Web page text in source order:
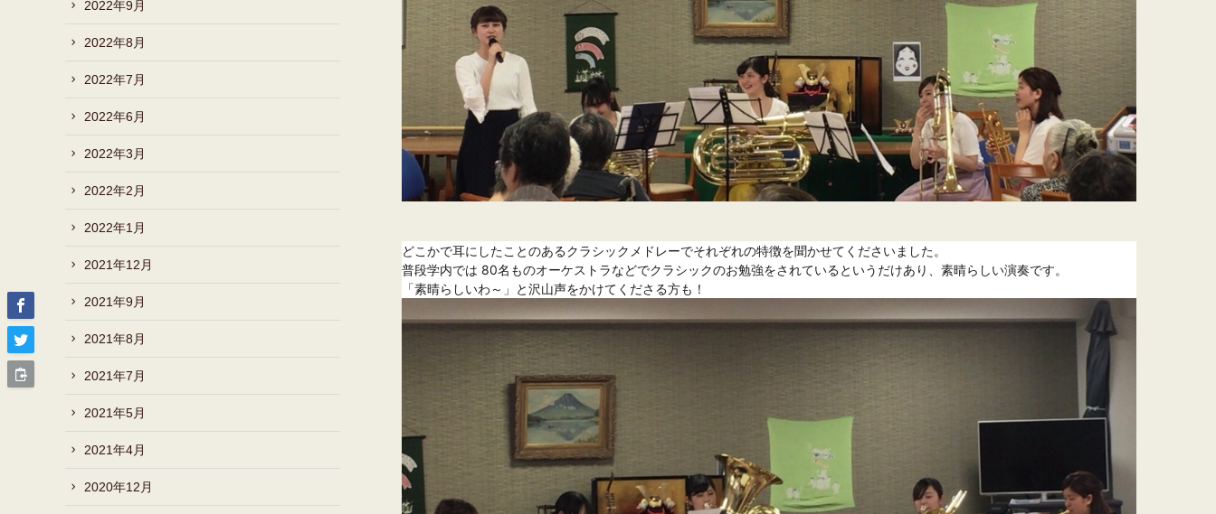
どこかで耳にしたことのあるクラシックメドレーでそれぞれの特徴を聞かせてくださいました。
普段学内では 80名ものオーケストラなどでクラシックのお勉強をされているというだけあり、素晴らしい演奏です。
「素晴らしいわ～」と沢山声をかけてくださる方も！
2022年9月
2022年8月
2022年7月
2022年6月
2022年3月
2022年2月
2022年1月
2021年12月
2021年9月
2021年8月
2021年7月
2021年5月
2021年4月
2020年12月